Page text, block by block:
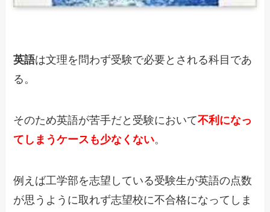
英語は文理を問わず受験で必要とされる科目であ
る。
そのため英語が苦手だと受験において不利になっ
てしまうケースも少なくない。
例えば工学部を志望している受験生が英語の点数
が思うように取れず志望校に不合格になってしま